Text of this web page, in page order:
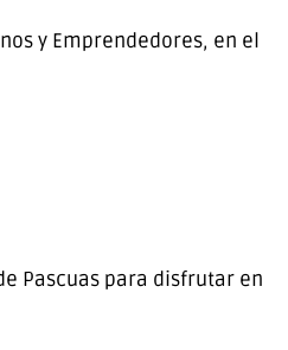
y Emprendedores, en el
Pascuas para disfrutar en